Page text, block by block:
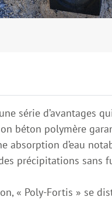
série d’avantages
béton polymère
absorption d’eau
précipitations sans
« Poly-Fortis » se